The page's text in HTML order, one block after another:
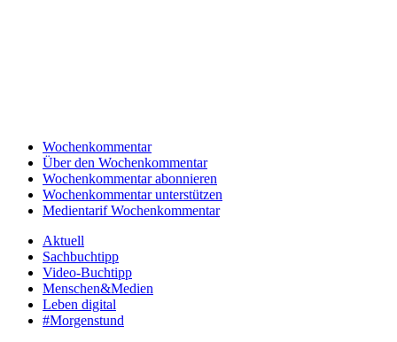
Wochenkommentar
Über den Wochenkommentar
Wochenkommentar abonnieren
Wochenkommentar unterstützen
Medientarif Wochenkommentar
Aktuell
Sachbuchtipp
Video-Buchtipp
Menschen&Medien
Leben digital
#Morgenstund